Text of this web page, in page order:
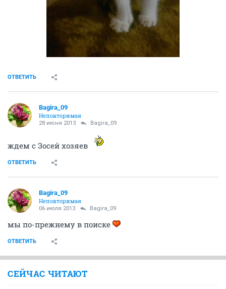
ОТВЕТИТЬ
Bagira_09
Неповторимая
28 июня 2013 Bagira_09
ждем с Зосей хозяев
ОТВЕТИТЬ
Bagira_09
Неповторимая
06 июля 2013 Bagira_09
мы по-прежнему в поиске
ОТВЕТИТЬ
СЕЙЧАС ЧИТАЮТ